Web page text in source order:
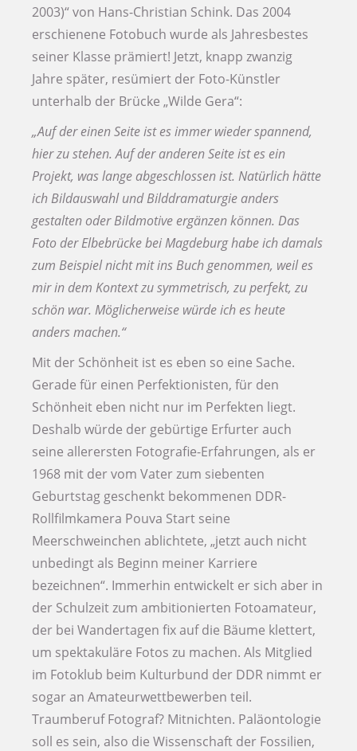
2003)“ von Hans-Christian Schink. Das 2004
erschienene Fotobuch wurde als Jahresbestes
seiner Klasse prämiert! Jetzt, knapp zwanzig
Jahre später, resümiert der Foto-Künstler
unterhalb der Brücke „Wilde Gera“:
„Auf der einen Seite ist es immer wieder spannend,
hier zu stehen. Auf der anderen Seite ist es ein
Projekt, was lange abgeschlossen ist. Natürlich hätte
ich Bildauswahl und Bilddramaturgie anders
gestalten oder Bildmotive ergänzen können. Das
Foto der Elbebrücke bei Magdeburg habe ich damals
zum Beispiel nicht mit ins Buch genommen, weil es
mir in dem Kontext zu symmetrisch, zu perfekt, zu
schön war. Möglicherweise würde ich es heute
anders machen.“
Mit der Schönheit ist es eben so eine Sache.
Gerade für einen Perfektionisten, für den
Schönheit eben nicht nur im Perfekten liegt.
Deshalb würde der gebürtige Erfurter auch
seine allerersten Fotografie-Erfahrungen, als er
1968 mit der vom Vater zum siebenten
Geburtstag geschenkt bekommenen DDR-
Rollfilmkamera Pouva Start seine
Meerschweinchen ablichtete, „jetzt auch nicht
unbedingt als Beginn meiner Karriere
bezeichnen“. Immerhin entwickelt er sich aber in
der Schulzeit zum ambitionierten Fotoamateur,
der bei Wandertagen fix auf die Bäume klettert,
um spektakuläre Fotos zu machen. Als Mitglied
im Fotoklub beim Kulturbund der DDR nimmt er
sogar an Amateurwettbewerben teil.
Traumberuf Fotograf? Mitnichten. Paläontologie
soll es sein, also die Wissenschaft der Fossilien,